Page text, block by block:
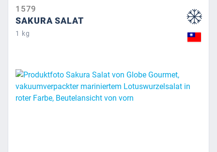
1579
SAKURA SALAT
1 kg